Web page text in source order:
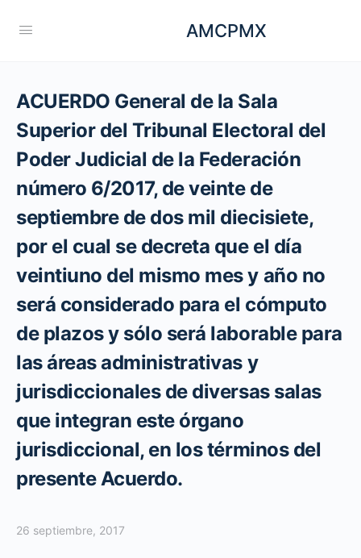
AMCPMX
ACUERDO General de la Sala
Superior del Tribunal Electoral del
Poder Judicial de la Federación
número 6/2017, de veinte de
septiembre de dos mil diecisiete,
por el cual se decreta que el día
veintiuno del mismo mes y año no
será considerado para el cómputo
de plazos y sólo será laborable para
las áreas administrativas y
jurisdiccionales de diversas salas
que integran este órgano
jurisdiccional, en los términos del
presente Acuerdo.
26 septiembre, 2017